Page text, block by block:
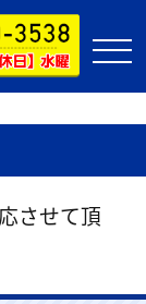
させて頂